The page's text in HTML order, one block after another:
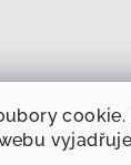
cookie.